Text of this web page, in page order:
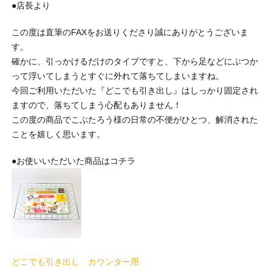
●店長より
この度は直筆のFAXをお送りくださり誠にありがとうございま
す。
確かに、引っかけるだけのタイプですと、下から足などにぶつか
って浮いてしまうとすぐに外れて落ちてしまいますね。
今回ご利用いただいた『どこでも引き出し』はしっかり固定され
ますので、落ちてしまう心配もありません！
この度の商品でこぶたろう様の日常の不便がひとつ、解消された
ことを嬉しく思います。
●お使いいただいた商品はコチラ
どこでも引き出し カウンター用